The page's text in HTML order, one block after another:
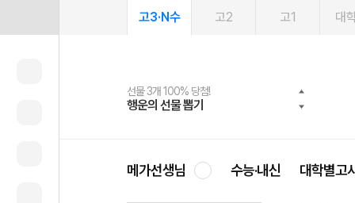
고3·N수 고2 고1 대
선물 3개 100% 당첨!
행운의 선물 뽑기
선물 100% 증정!
메가스터디 X 올리브
2027 러셀 단과
강사 공개선발
스마트러닝앱
설문 EVENT
메가패스
3일 무료 체험권
메가패스 수강생 무료혜택!
메가클럽 멤버십
사회공헌 캠페인
희망이룸 메가나눔
메가선생님 수능·내신 대학별고